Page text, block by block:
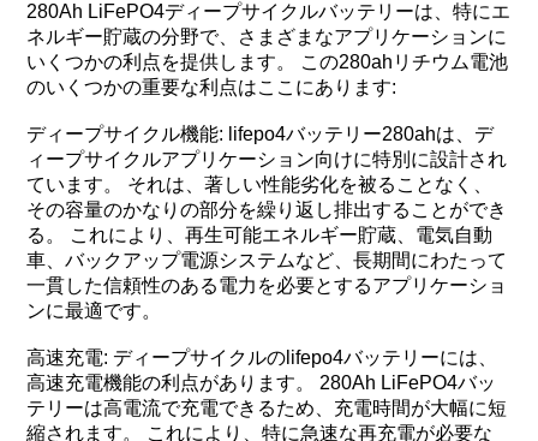
280Ah LiFePO4ディープサイクルバッテリーは、特にエ
ネルギー貯蔵の分野で、さまざまなアプリケーションに
いくつかの利点を提供します。 この280ahリチウム電池
のいくつかの重要な利点はここにあります:
ディープサイクル機能: lifepo4バッテリー280ahは、デ
ィープサイクルアプリケーション向けに特別に設計され
ています。 それは、著しい性能劣化を被ることなく、
その容量のかなりの部分を繰り返し排出することができ
る。 これにより、再生可能エネルギー貯蔵、電気自動
車、バックアップ電源システムなど、長期間にわたって
一貫した信頼性のある電力を必要とするアプリケーショ
ンに最適です。
高速充電: ディープサイクルのlifepo4バッテリーには、
高速充電機能の利点があります。 280Ah LiFePO4バッ
テリーは高電流で充電できるため、充電時間が大幅に短
縮されます。 これにより、特に急速な再充電が必要な